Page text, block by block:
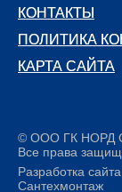
© ООО ГК НОРД
Все права
Разработка
Сантехмонтаж
КОНТАКТЫ
КОНТАКТЫ
ПОЛИТИКА
ПОЛИТИКА
КАРТА САЙТА
КАРТА САЙТА